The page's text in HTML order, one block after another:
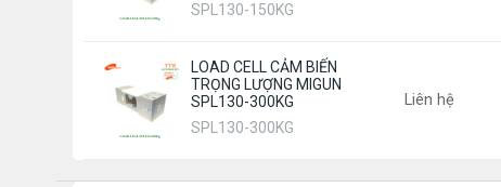
SPL130-150KG
LOAD CELL CẢM BIẾN
TRỌNG LƯỢNG MIGUN
SPL130-300KG
SPL130-300KG
Liên hệ